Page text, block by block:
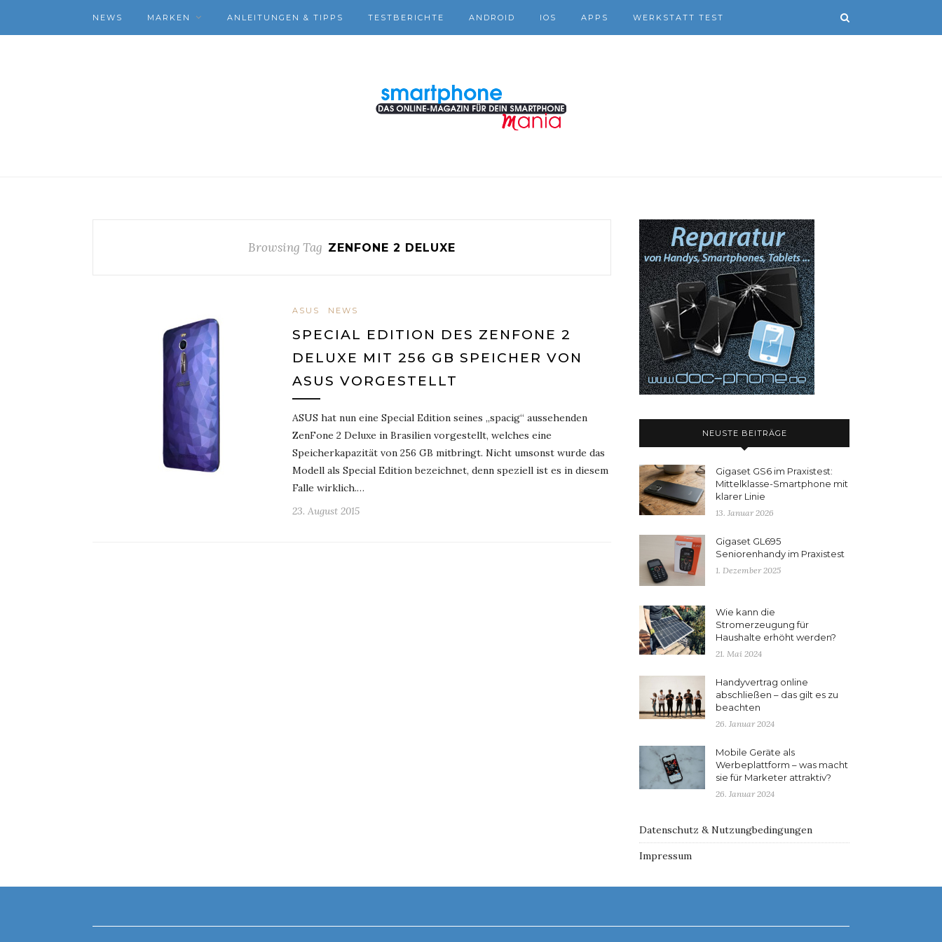
NEWS MARKEN ANLEITUNGEN & TIPPS TESTBERICHTE ANDROID IOS APPS WERKSTATT TEST
Browsing Tag ZENFONE 2 DELUXE
ASUS NEWS
SPECIAL EDITION DES ZENFONE 2
DELUXE MIT 256 GB SPEICHER VON
ASUS VORGESTELLT
ASUS hat nun eine Special Edition seines „spacig“ aussehenden
ZenFone 2 Deluxe in Brasilien vorgestellt, welches eine
Speicherkapazität von 256 GB mitbringt. Nicht umsonst wurde das
Modell als Special Edition bezeichnet, denn speziell ist es in diesem
Falle wirklich.…
23. August 2015
NEUSTE BEITRÄGE
Gigaset GS6 im Praxistest:
Mittelklasse-Smartphone mit
klarer Linie
13. Januar 2026
Gigaset GL695
Seniorenhandy im Praxistest
1. Dezember 2025
Wie kann die
Stromerzeugung für
Haushalte erhöht werden?
21. Mai 2024
Handyvertrag online
abschließen – das gilt es zu
beachten
26. Januar 2024
Mobile Geräte als
Werbeplattform – was macht
sie für Marketer attraktiv?
26. Januar 2024
Datenschutz & Nutzungbedingungen
Impressum